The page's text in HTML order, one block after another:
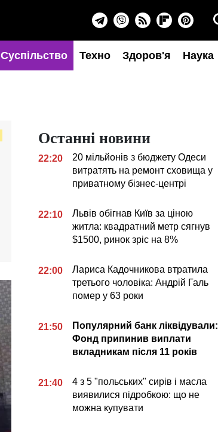
Суспільство Техно Здоров'я Наука
Останні новини
22:20
20 мільйонів з бюджету Одеси
витратять на ремонт сховища у
приватному бізнес-центрі
22:10
Львів обігнав Київ за ціною
житла: квадратний метр сягнув
$1500, ринок зріс на 8%
22:00
Лариса Кадочникова втратила
третього чоловіка: Андрій Галь
помер у 63 роки
21:50
Популярний банк ліквідували:
Фонд припинив виплати
вкладникам після 11 років
21:40
4 з 5 "польських" сирів і масла
виявилися підробкою: що не
можна купувати